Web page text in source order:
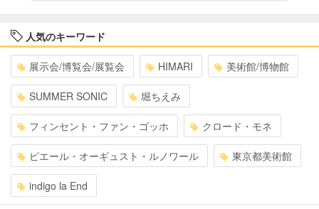
人気のキーワード
展示会/博覧会/展覧会 HIMARI 美術館/博物館
SUMMER SONIC 堀ちえみ
フィンセント・ファン・ゴッホ クロード・モネ
ピエール・オーギュスト・ルノワール 東京都美術館
indigo la End